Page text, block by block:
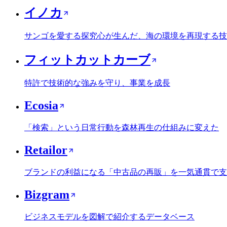
イノカ
サンゴを愛する探究心が生んだ、海の環境を再現する
フィットカットカーブ
特許で技術的な強みを守り、事業を成長
Ecosia
「検索」という日常行動を森林再生の仕組みに変えた
Retailor
ブランドの利益になる「中古品の再販」を一気通貫で
Bizgram
ビジネスモデルを図解で紹介するデータベース